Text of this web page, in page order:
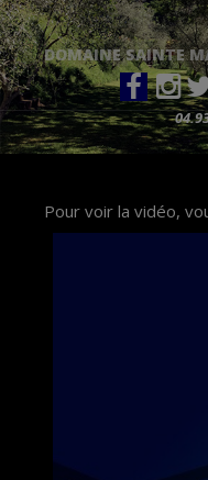
DOMAINE SAINTE
Pour voir la vidéo,